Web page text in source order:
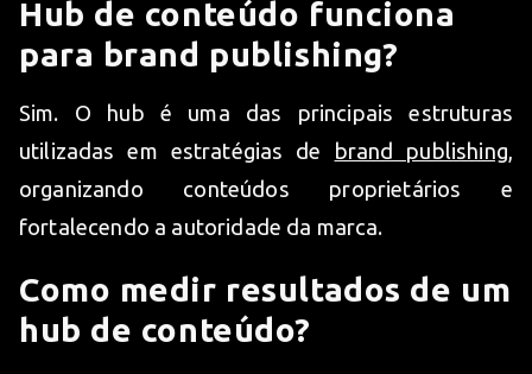
Hub de conteúdo funciona
para brand publishing?
Sim. O hub é uma das principais estruturas
utilizadas em estratégias de brand publishing
organizando conteúdos proprietários e
fortalecendo a autoridade da marca.
Como medir resultados de um
hub de conteúdo?